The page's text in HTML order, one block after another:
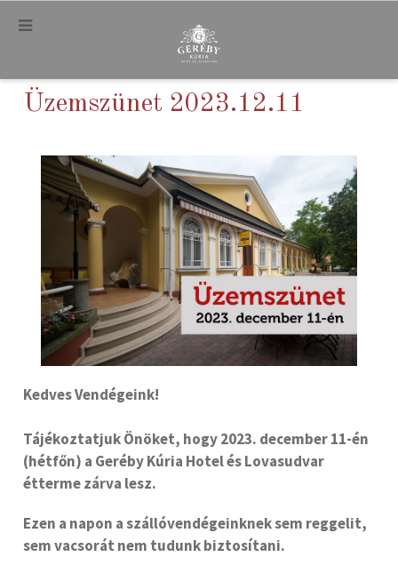
.
Üzemszünet 2023.12.11
Kedves Vendégeink!
Tájékoztatjuk Önöket, hogy 2023. december 11-én
(hétfőn) a Geréby Kúria Hotel és Lovasudvar
étterme zárva lesz.
Ezen a napon a szállóvendégeinknek sem reggelit,
sem vacsorát nem tudunk biztosítani.